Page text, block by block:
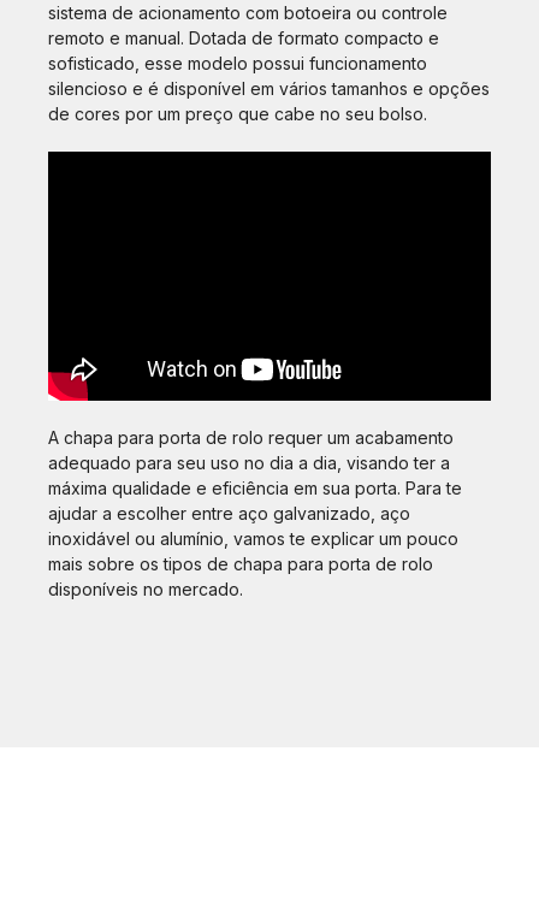
sistema de acionamento com botoeira ou controle
remoto e manual. Dotada de formato compacto e
sofisticado, esse modelo possui funcionamento
silencioso e é disponível em vários tamanhos e opções
de cores por um preço que cabe no seu bolso.
A chapa para porta de rolo requer um acabamento
adequado para seu uso no dia a dia, visando ter a
máxima qualidade e eficiência em sua porta. Para te
ajudar a escolher entre aço galvanizado, aço
inoxidável ou alumínio, vamos te explicar um pouco
mais sobre os tipos de chapa para porta de rolo
disponíveis no mercado.